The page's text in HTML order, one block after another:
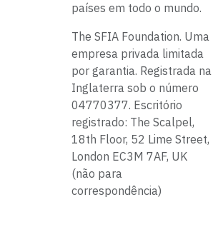
países em todo o mundo.
The SFIA Foundation. Uma
empresa privada limitada
por garantia. Registrada na
Inglaterra sob o número
04770377. Escritório
registrado: The Scalpel,
18th Floor, 52 Lime Street,
London EC3M 7AF, UK
(não para
correspondência)